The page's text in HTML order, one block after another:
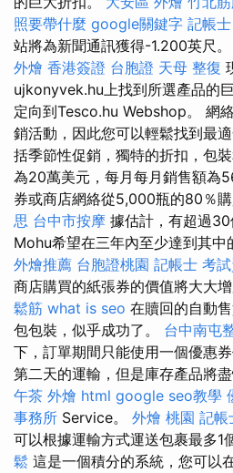
照要帶什麼 google關鍵字 記帳士
站將為新聞通訊獲得-1.200英尺。
外燴 香港簽證 台胞證 天母 整復
ujkonyvek.hu上找到所選產品的
定向到Tesco.hu Webshop。 網
銷活動，因此您可以輕鬆找到最
括季節性促銷，獨特的折扣，包
為20萬美元，每月每月銷售額為
券或商店網絡從5,000瓶的80％購
思 台中市按摩 據估計，有超過30
Mohu希望在三年內至少達到其中
外燴推薦 台胞證桃園 記帳士 考
商店購買的紙張券的價值將大大增
鬆筋 what is seo 在贖回的自動
包包裝，似乎成功了。 台中南屯
下，訂單期間只能使用一個優惠
第二天的運輸，但是庫存產品將
午茶 外燴 html google seo教學
事務所 Service。 外燴 桃園 記帳
可以根據運輸方式運送包裹最多1
鬆 這是一個積分的系統，您可以